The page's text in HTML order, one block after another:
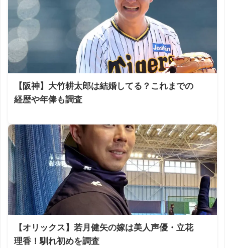
【阪神】大竹耕太郎は結婚してる？これまでの
経歴や年俸も調査
【オリックス】若月健矢の嫁は美人声優・立花
理香！馴れ初めを調査